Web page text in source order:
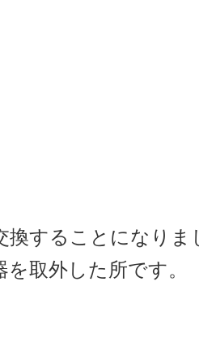
換することになりま
を取外した所です。